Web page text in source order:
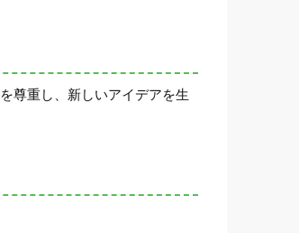
尊重し、新しいアイデアを生